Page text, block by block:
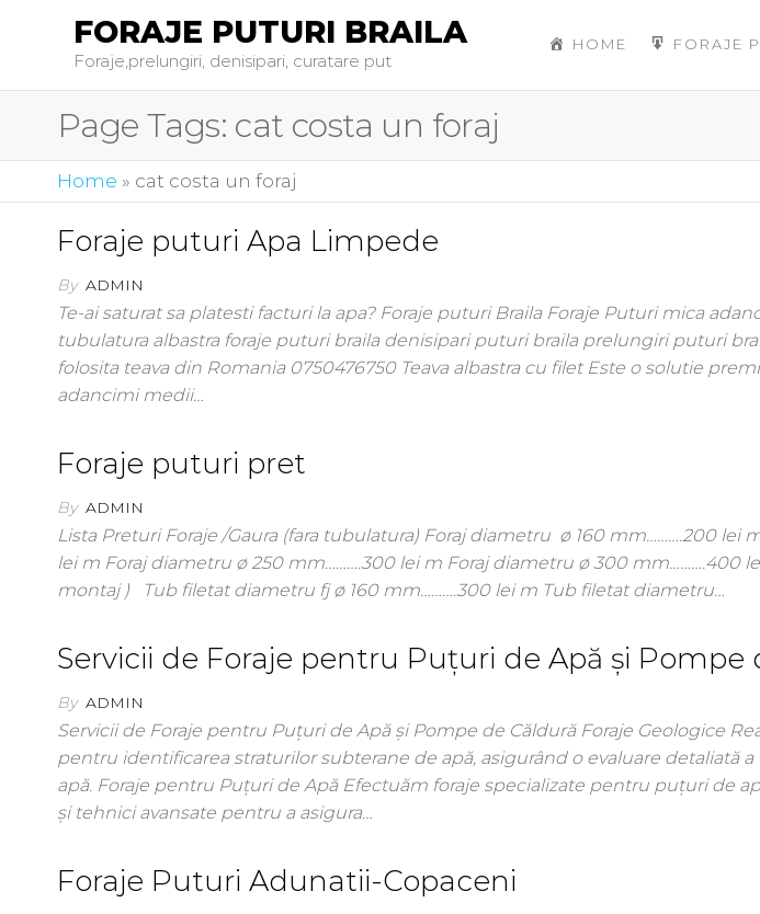
FORAJE PUTURI BRAILA
Foraje,prelungiri, denisipari, curatare put
HOME FORAJE
Page Tags: cat costa un foraj
Home » cat costa un foraj
Foraje puturi Apa Limpede
By ADMIN
Te-ai saturat sa platesti facturi la apa? Foraje puturi Braila Foraje Puturi mica
tubulatura albastra foraje puturi braila denisipari puturi braila prelungiri puturi
folosita teava din Romania 0750476750 Teava albastra cu filet Este o solutie
adancimi medii…
Foraje puturi pret
By ADMIN
Lista Preturi Foraje /Gaura (fara tubulatura) Foraj diametru ø 160 mm……….200 lei
lei m Foraj diametru ø 250 mm……….300 lei m Foraj diametru ø 300 mm……….400
montaj ) Tub filetat diametru fj ø 160 mm……….300 lei m Tub filetat diametru…
Servicii de Foraje pentru Puțuri de Apă și Pompe
By ADMIN
Servicii de Foraje pentru Puțuri de Apă și Pompe de Căldură Foraje Geologice
pentru identificarea straturilor subterane de apă, asigurând o evaluare detaliată
apă. Foraje pentru Puțuri de Apă Efectuăm foraje specializate pentru puțuri de
și tehnici avansate pentru a asigura…
Foraje Puturi Adunatii-Copaceni